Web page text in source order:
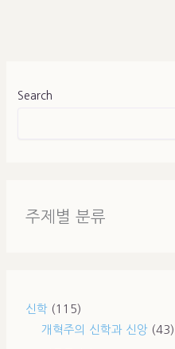
Search
주제별 분류
신학 (115)
개혁주의 신학과 신앙 (43)